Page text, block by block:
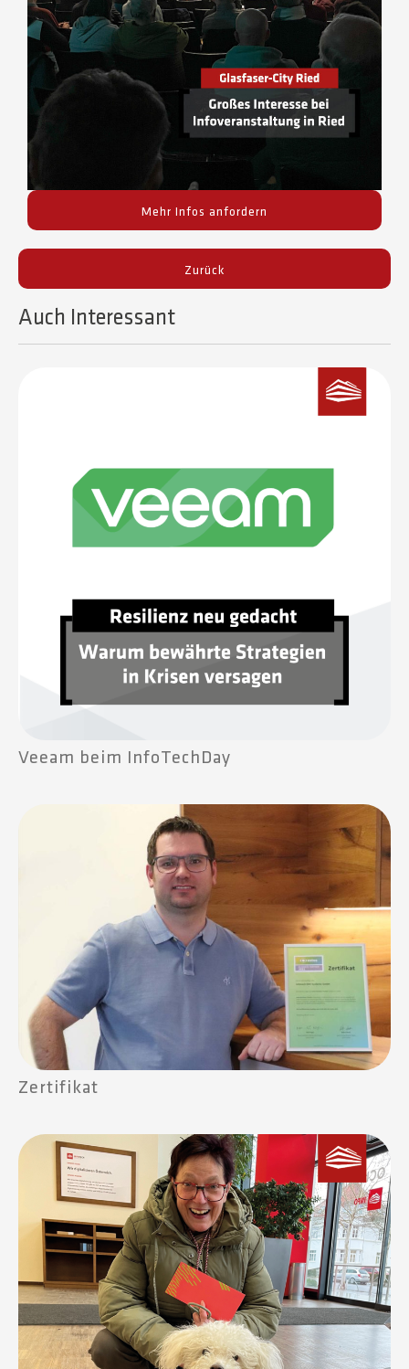
Mehr Infos anfordern
Zurück
Auch Interessant​
Veeam beim InfoTechDay
Zertifikat